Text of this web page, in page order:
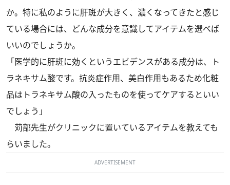
か。特に私のように肝斑が大きく、濃くなってきたと感じ
ている場合には、どんな成分を意識してアイテムを選べば
いいのでしょうか。
「医学的に肝斑に効くというエビデンスがある成分は、ト
ラネキサム酸です。抗炎症作用、美白作用もあるため化粧
品はトラネキサム酸の入ったものを使ってケアするといい
でしょう」
苅部先生がクリニックに置いているアイテムを教えても
らいました。
ADVERTISEMENT